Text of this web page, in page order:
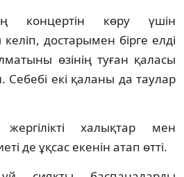
концертін көру үшін
достарымен бірге елді
өзінің туған қаласы
Себебі екі қаланы да таулар
халықтар мен
де ұқсас екенін атап өтті.